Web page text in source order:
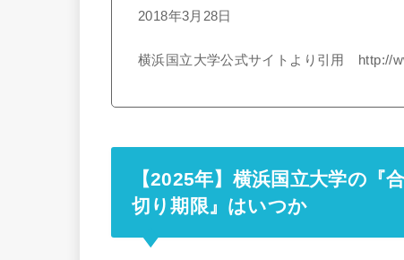
2018年3月28日
横浜国立大学公式サイトより引用 http://
【2025年】横浜国立大学の『
切り期限』はいつか